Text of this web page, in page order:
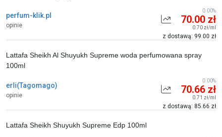
perfum-klik.pl
opinie 70.00 zł
0.70 zł/ml
z dostawą: 99.00 zł
0.00%
erli(Tagomago)
opinie
Lattafa Sheikh Al Shuyukh Supreme woda perfumowana spray
100ml
70.66 zł
0.71 zł/ml
z dostawą: 85.66 zł
0.00%
Lattafa Sheikh Shuyukh Supreme Edp 100ml